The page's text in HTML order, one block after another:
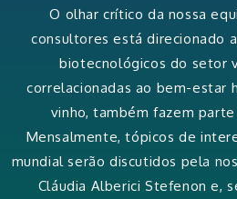
O olhar crítico da nossa
consultores está direcionado
biotecnológicos do setor
correlacionadas ao bem-estar
vinho, também fazem
Mensalmente, tópicos de
mundial serão discutidos pela
Cláudia Alberici Stefenon e,